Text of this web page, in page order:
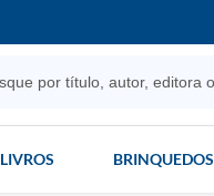
LIVROS BRINQUEDOS